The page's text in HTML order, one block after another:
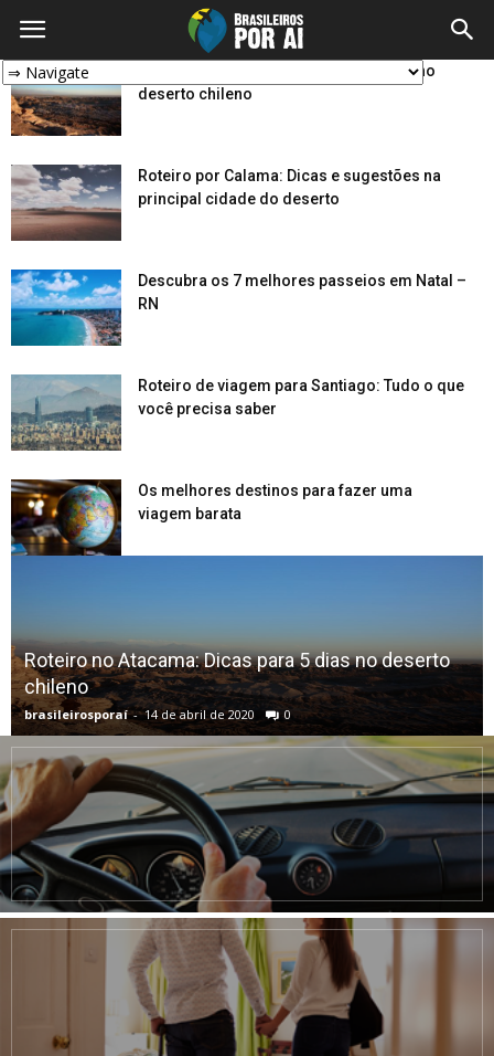
Roteiro no Atacama: Dicas para 5 dias no
deserto chileno
Roteiro por Calama: Dicas e sugestões na
principal cidade do deserto
Descubra os 7 melhores passeios em Natal –
RN
Roteiro de viagem para Santiago: Tudo o que
você precisa saber
Os melhores destinos para fazer uma
viagem barata
Roteiro no Atacama: Dicas para 5 dias no deserto
chileno
brasileirosporaí - 14 de abril de 2020 0